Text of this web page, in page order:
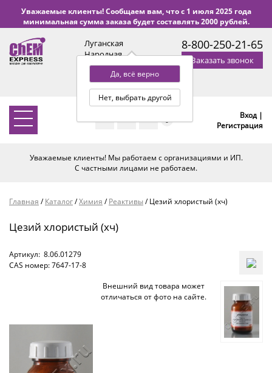
Уважаемые клиенты! Сообщаем вам, что с 1 июля 2025 года
минимальная сумма заказа будет составлять 2000 рублей.
Луганская
Народная
Республика
Да, всё верно
Нет, выбрать другой
с 9:00 до 18:00 по Уфе
(+2 МСК)
8-800-250-21-65
Заказать звонок
0
Вход |
Регистрация
Уважаемые клиенты! Мы работаем с организациями и ИП.
С частными лицами не работаем.
Главная /Каталог/Химия /Реактивы/Цезий хлористый (хч)
Цезий хлористый (хч)
Артикул: 8.06.01279
CAS номер: 7647-17-8
Внешний вид товара может
отличаться от фото на сайте.